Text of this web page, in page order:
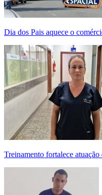
Dia dos Pais aquece o
Treinamento fortalece